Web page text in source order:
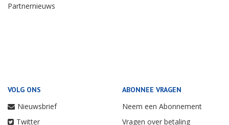
Partnernieuws
VOLG ONS
Nieuwsbrief
Twitter
ABONNEE VRAGEN
Neem een Abonnement
Vragen over betaling